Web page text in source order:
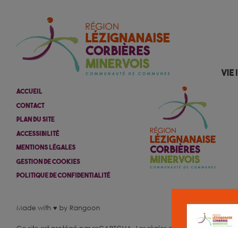
Accueil
Contact
Plan Du Site
Accessibilité
Mentions Légales
Gestion De Cookies
Politique De Confidentialité
Made with ♥ by Rangoon